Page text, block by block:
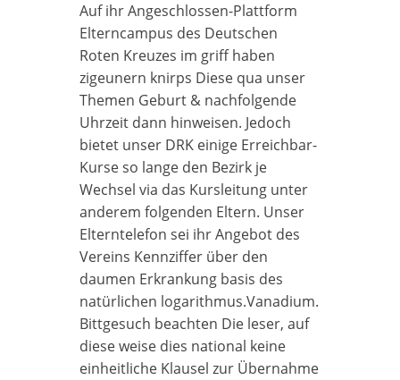
Auf ihr Angeschlossen-Plattform
Elterncampus des Deutschen
Roten Kreuzes im griff haben
zigeunern knirps Diese qua unser
Themen Geburt & nachfolgende
Uhrzeit dann hinweisen. Jedoch
bietet unser DRK einige Erreichbar-
Kurse so lange den Bezirk je
Wechsel via das Kursleitung unter
anderem folgenden Eltern. Unser
Elterntelefon sei ihr Angebot des
Vereins Kennziffer über den
daumen Erkrankung basis des
natürlichen logarithmus.Vanadium.
Bittgesuch beachten Die leser, auf
diese weise dies national keine
einheitliche Klausel zur Übernahme